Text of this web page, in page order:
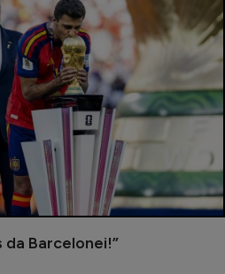
da Barcelonei!”